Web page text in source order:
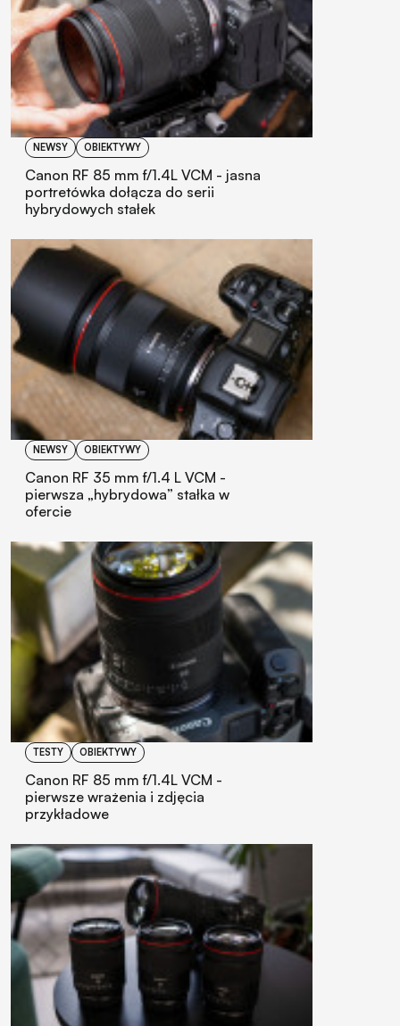
NEWSY OBIEKTYWY
Canon RF 85 mm f/1.4L VCM - jasna
portretówka dołącza do serii
hybrydowych stałek
NEWSY OBIEKTYWY
Canon RF 35 mm f/1.4 L VCM -
pierwsza „hybrydowa” stałka w
ofercie
TESTY OBIEKTYWY
Canon RF 85 mm f/1.4L VCM -
pierwsze wrażenia i zdjęcia
przykładowe